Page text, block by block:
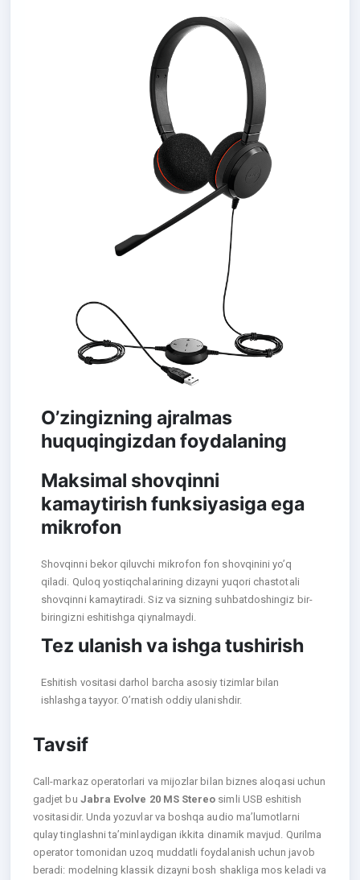
O’zingizning ajralmas
huquqingizdan foydalaning
Maksimal shovqinni
kamaytirish funksiyasiga ega
mikrofon
Shovqinni bekor qiluvchi mikrofon fon shovqinini yo’q
qiladi. Quloq yostiqchalarining dizayni yuqori chastotali
shovqinni kamaytiradi. Siz va sizning suhbatdoshingiz bir-
biringizni eshitishga qiynalmaydi.
Tez ulanish va ishga tushirish
Eshitish vositasi darhol barcha asosiy tizimlar bilan
ishlashga tayyor. O’rnatish oddiy ulanishdir.
Tavsif
Call-markaz operatorlari va mijozlar bilan biznes aloqasi uchun
gadjet bu Jabra Evolve 20 MS Stereo simli USB eshitish
vositasidir. Unda yozuvlar va boshqa audio ma’lumotlarni
qulay tinglashni ta’minlaydigan ikkita dinamik mavjud. Qurilma
operator tomonidan uzoq muddatli foydalanish uchun javob
beradi: modelning klassik dizayni bosh shakliga mos keladi va